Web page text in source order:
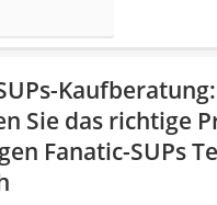
Kaufberatung:
Sie das richtige
Fanatic-SUPs